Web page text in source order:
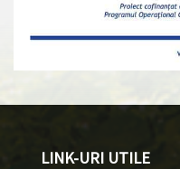
LINK-URI UTILE